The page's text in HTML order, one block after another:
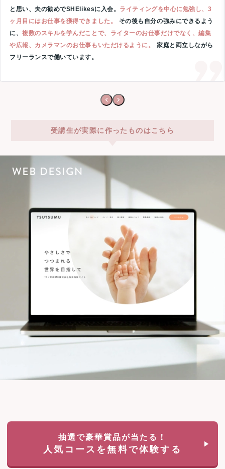
と思い、夫の勧めでSHElikesに入会。 ライティングを中心に勉強し、3
ヶ月目にはお仕事を獲得できました。
その後も自分の強みにできるよう
に、複数のスキルを学んだことで、ライターのお仕事だけでなく、編集
や広報、カメラマンのお仕事もいただけるように。
家庭と両立しながら
フリーランスで働いています。
受講生が実際に作ったものはこちら
抽選で豪華賞品が当たる！
人気コースを無料で体験する